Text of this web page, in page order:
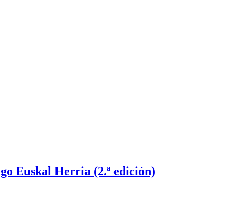
Euskal Herria (2.ª edición)